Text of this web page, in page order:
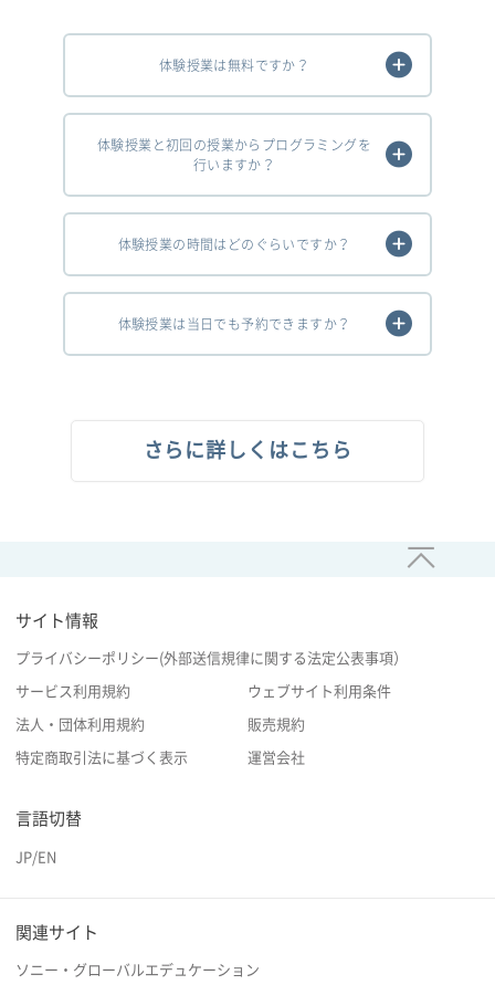
体験授業は無料ですか？
体験授業と初回の授業からプログラミングを
行いますか？
体験授業の時間はどのぐらいですか？
体験授業は当日でも予約できますか？
さらに詳しくはこちら
サイト情報
プライバシーポリシー(外部送信規律に関する法定公表事項）
サービス利用規約 ウェブサイト利用条件
法人・団体利用規約 販売規約
特定商取引法に基づく表示 運営会社
言語切替
JP/EN
関連サイト
ソニー・グローバルエデュケーション